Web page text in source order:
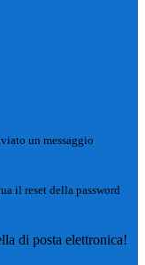
un messaggio
il reset della password
di posta elettronica!